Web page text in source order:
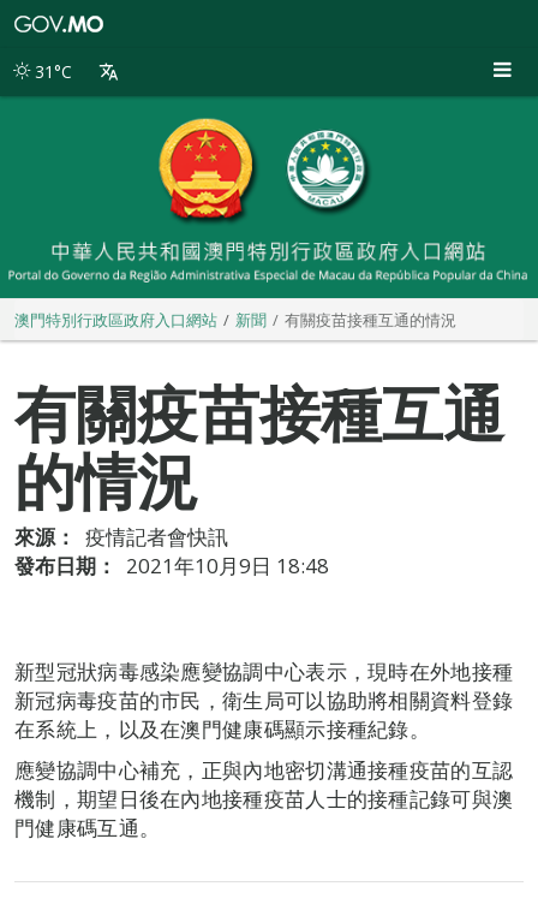
別
31°C
澳門特別行政區政府入口網站 新聞 有關疫苗接種互通的情況
有關疫苗接種互通
的情況
來源：
疫情記者會快訊
發布日期：
2021年10月9日 18:48
新型冠狀病毒感染應變協調中心表示，現時在外地接種
新冠病毒疫苗的市民，衛生局可以協助將相關資料登錄
在系統上，以及在澳門健康碼顯示接種紀錄。
應變協調中心補充，正與內地密切溝通接種疫苗的互認
機制，期望日後在內地接種疫苗人士的接種記錄可與澳
門健康碼互通。